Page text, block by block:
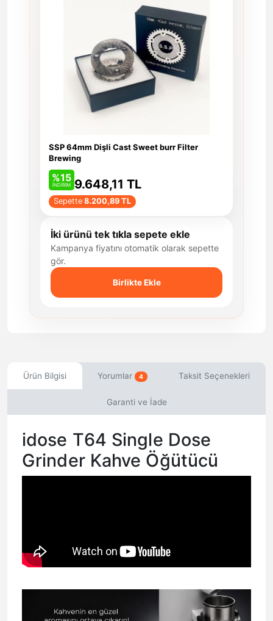
SSP 64mm Dişli Cast Sweet burr Filter
Brewing
%15
İNDİRİM 9.648,11 TL
Sepette8.200,89 TL
İki ürünü tek tıkla sepete ekle
Kampanya fiyatını otomatik olarak sepette
gör.
Birlikte Ekle
Ürün Bilgisi Yorumlar 4 Taksit Seçenekleri
Garanti ve İade
idose T64 Single Dose
Grinder Kahve Öğütücü